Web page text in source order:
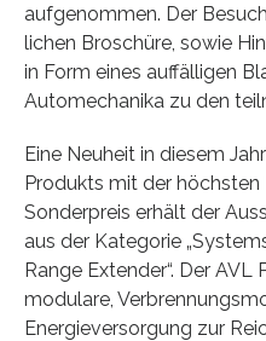
aufgenommen. Der
lichen Broschüre, sowie
in Form eines auffälligen
Automechanika zu den
Eine Neuheit in diesem
Produkts mit der höchsten
Sonderpreis erhält der
aus der Kategorie
Range Extender“. Der AVL
modulare,
Energieversorgung zur